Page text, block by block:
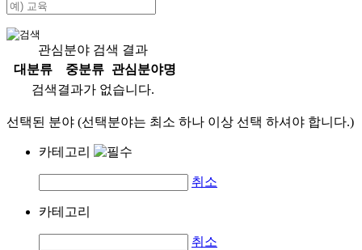
관심분야 검색 결과
대분류
중분류
관심분야명
검색결과가 없습니다.
선택된 분야 (선택분야는 최소 하나 이상 선택 하셔야 합니다.)
카테고리
취소
카테고리
취소